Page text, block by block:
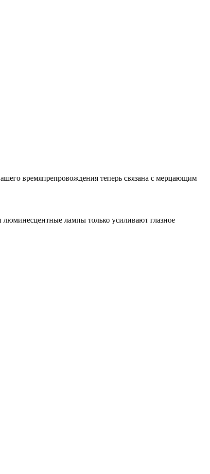
времяпрепровождения теперь связана с мерцающим
лампы только усиливают глазное